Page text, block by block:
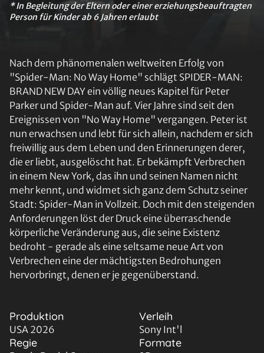
* In Begleitung der Eltern oder einer erziehungsbeauftragten
Person für Kinder ab 6 Jahren erlaubt
Nach dem phänomenalen weltweiten Erfolg von
"Spider-Man: No Way Home" schlägt SPIDER-MAN:
BRAND NEW DAY ein völlig neues Kapitel für Peter
Parker und Spider-Man auf. Vier Jahre sind seit den
Ereignissen von "No Way Home" vergangen. Peter ist
nun erwachsen und lebt für sich allein, nachdem er sich
freiwillig aus dem Leben und den Erinnerungen derer,
die er liebt, ausgelöscht hat. Er bekämpft Verbrechen
in einem New York, das ihn und seinen Namen nicht
mehr kennt, und widmet sich ganz dem Schutz seiner
Stadt: Spider-Man in Vollzeit. Doch mit den steigenden
Anforderungen löst der Druck eine überraschende
körperliche Veränderung aus, die seine Existenz
bedroht - gerade als eine seltsame neue Art von
Verbrechen eine der mächtigsten Bedrohungen
hervorbringt, denen er je gegenüberstand.
Produktion
USA 2026
Verleih
Sony Int'l
Regie Formate